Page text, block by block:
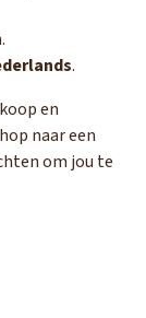
.
en
naar een
om jou te